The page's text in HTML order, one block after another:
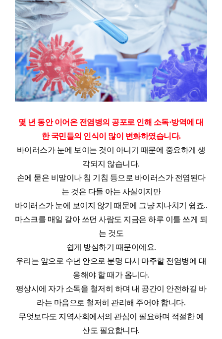
몇 년 동안 이어온 전염병의 공포로 인해 소독·방역에 대
한 국민들의 인식이 많이 변화하였습니다.
바이러스가 눈에 보이는 것이 아니기 때문에 중요하게 생
각되지 않습니다.
손에 묻은 비말이나 침 기침 등으로 바이러스가 전염된다
는 것은 다들 아는 사실이지만
바이러스가 눈에 보이지 않기 때문에 그냥 지나치기 쉽죠..
마스크를 매일 갈아 쓰던 사람도 지금은 하루 이틀 쓰게 되
는 것도
쉽게 방심하기 때문이에요.
우리는 앞으로 수년 안으로 분명 다시 마주할 전염병에 대
응해야 할 때가 옵니다.
평상시에 자가 소독을 철저히 하며 내 공간이 안전하길 바
라는 마음으로 철저히 관리해 주어야 합니다.
무엇보다도 지역사회에서의 관심이 필요하며 적절한 예
산도 필요합니다.